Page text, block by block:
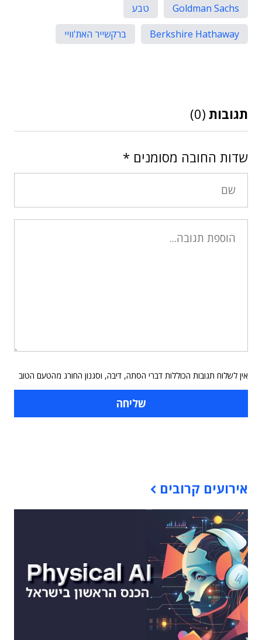
Goldman Sachs
טבע
Berkshire Hathaway
ברקשייר האת'וויי
תגובות (0)
שדות החובה מסומנים *
אין לשלוח תגובות הכוללות דברי הסתה, דיבה, וסגנון החורג מהטעם הטוב
אירועים קרובים